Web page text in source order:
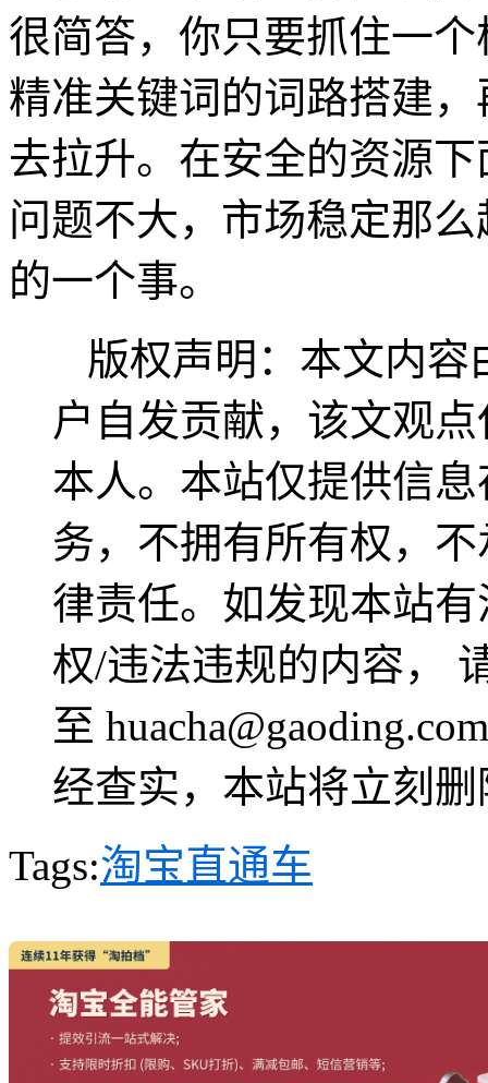
很简答，你只要抓住一
精准关键词的词路搭建
去拉升。在安全的资源
问题不大，市场稳定那
的一个事。
版权声明：本文内容
户自发贡献，该文观
本人。本站仅提供信
务，不拥有所有权，
律责任。如发现本站
权/违法违规的内容，
至
经查实，本站将立刻删
Tags:淘宝直通车